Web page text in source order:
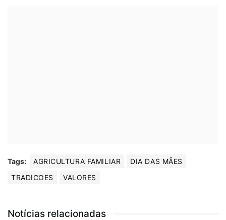
Tags: AGRICULTURA FAMILIAR
DIA DAS MÃES
TRADICOES
VALORES
Notícias relacionadas